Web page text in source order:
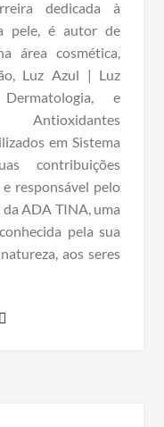
dedicada à
pele, é autor de
área cosmética,
Luz Azul | Luz
e
em Sistema
contribuições
responsável pelo
ADA TINA, uma
pela sua
aos seres